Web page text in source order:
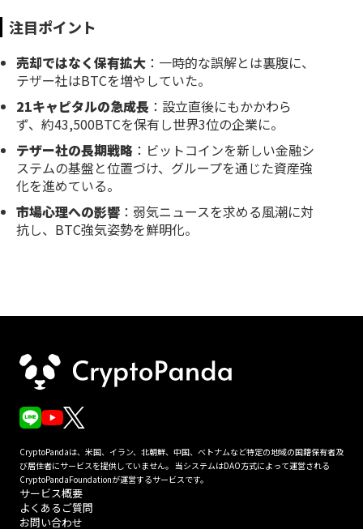
注目ポイント
売却ではなく保有拡大 ：一時的な誤解とは裏腹に、
テザー社はBTCを増やしていた。
21キャピタルの急成長 ：設立直後にもかかわら
ず、約43,500BTCを保有し世界3位の企業に。
テザー社の長期戦略 ：ビットコインを新しい金融シ
ステムの基盤と位置づけ、グループを通じた資産強
化を進めている。
市場心理への影響 ：弱気ニュースを求める風潮に対
抗し、BTC強気姿勢を鮮明化。
CryptoPandaは、米国、イラン、北朝鮮、中国、ベトナムなど特定の地域の国籍保有者及
び居住者にサービスを提供していません。 当システムはDAO方式によって運営される
CryptoPandaFoundationが運営するサービスです。
サービス概要
よくあるご質問
お問い合わせ